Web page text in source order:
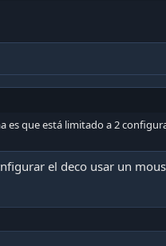
es que está limitado a 2
el deco usar un